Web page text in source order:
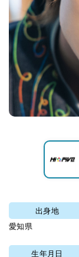
出身地
愛知県
生年月日